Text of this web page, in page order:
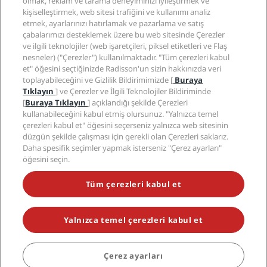
Sports Approved oteller
Aile Dostu Oteller
Sağlık ve Güvenlik
Kariyer RHG
Kariyer PPHE
EHL Kariyer
The Club by RHG
Geliştirme fırsatları
Sorumlu İşletme
Satın Alma
Gizlilik Merkezi
Yasal bildirim
Radisson Rewards hüküm ve koşulları
Site kullanım sözleşmesi
Dijital Erişilebilirlik
Modern Kölelik Beyanı
Yardım
Tüketici uyarıları
İletişim
SSS
Site haritası
Sosyal medya
Radisson Hotels Markaları
POPÜLER KAMPANYALARIMIZI KAÇIRMAYIN
© 2026 Radisson Hotel Group.Tüm hakları saklıdır. RHG Radisson
Hotel Group, Radisson, Radisson RED, Radisson Blu, Radisson Collection,
Radisson Individuals, Park Plaza, Park Inn, Country Inn & Suites, Prize by
Radisson, Radisson Rewards ve Radisson Meetings; Radisson Hotel
Group'un ticari markalarıdır.
kişiselleştirmek, web sitesi trafiğini ve kullanımı analiz
etmek, ayarlarınızı hatırlamak ve pazarlama ve satış
çabalarımızı desteklemek üzere bu web sitesinde Çerezler
ve ilgili teknolojiler (web işaretçileri, piksel etiketleri ve Flaş
nesneler) ("Çerezler") kullanılmaktadır. "Tüm çerezleri kabul
et" öğesini seçtiğinizde Radisson'un sizin hakkınızda veri
toplayabileceğini ve Gizlilik Bildirimimizde [ Buraya
Tıklayın] ve Çerezler ve İlgili Teknolojiler Bildiriminde
[Buraya Tıklayın] açıklandığı şekilde Çerezleri
kullanabileceğini kabul etmiş olursunuz. "Yalnızca temel
çerezleri kabul et" öğesini seçerseniz yalnızca web sitesinin
düzgün şekilde çalışması için gerekli olan Çerezleri saklarız.
Daha spesifik seçimler yapmak isterseniz "Çerez ayarları"
öğesini seçin.
Tüm çerezleri kabul et
Yalnızca temel çerezleri kabul et
Çerez ayarları